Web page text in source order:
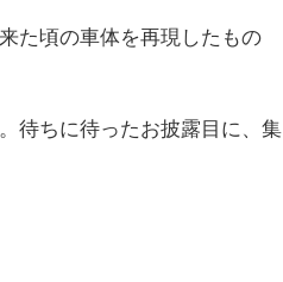
た頃の車体を再現したもの
待ちに待ったお披露目に、集